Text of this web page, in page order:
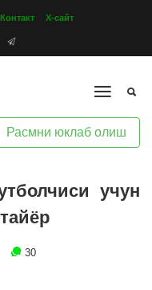
Контакт Х-сайт
Расмни юклаб олиш
учун
30